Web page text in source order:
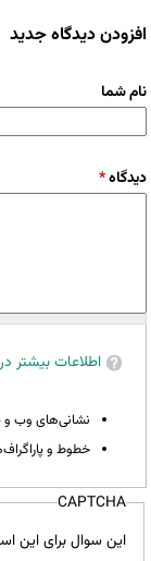
افزودن دیدگاه جدید
نام شما
دیدگاه*
اطلاعات بیشتر
نشانی‌های وب و
خطوط و
CAPTCHA
این سوال برای